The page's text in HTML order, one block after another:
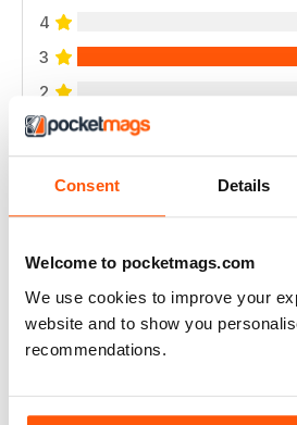
Consent Details
Welcome to pocketmags.com
We use cookies to improve your
website and to show you
recommendations.
4
3
2
1
INTERESTING READING
Lots of different points of View